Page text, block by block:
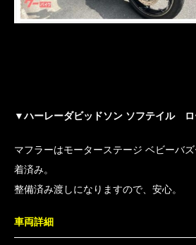
▼ハーレーダビッドソン ソフテイル ロ
マフラーはモーターステージ ベビーバ
着済み。
整備済み渡しになりますので、安心。
車両詳細